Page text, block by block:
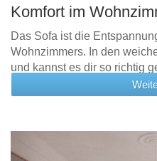
Komfort im
Das Sofa ist die
Wohnzimmers. In den
und kannst es dir so richtig